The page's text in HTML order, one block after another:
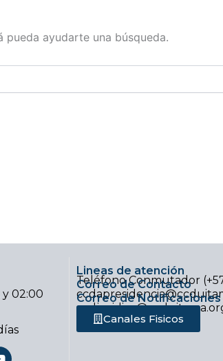
ayudarte una búsqueda.
y 02:00
Lineas de atención
Teléfono Conmutador
Correo de Contacto
Correo de Notificaciones
Canales Fisicos